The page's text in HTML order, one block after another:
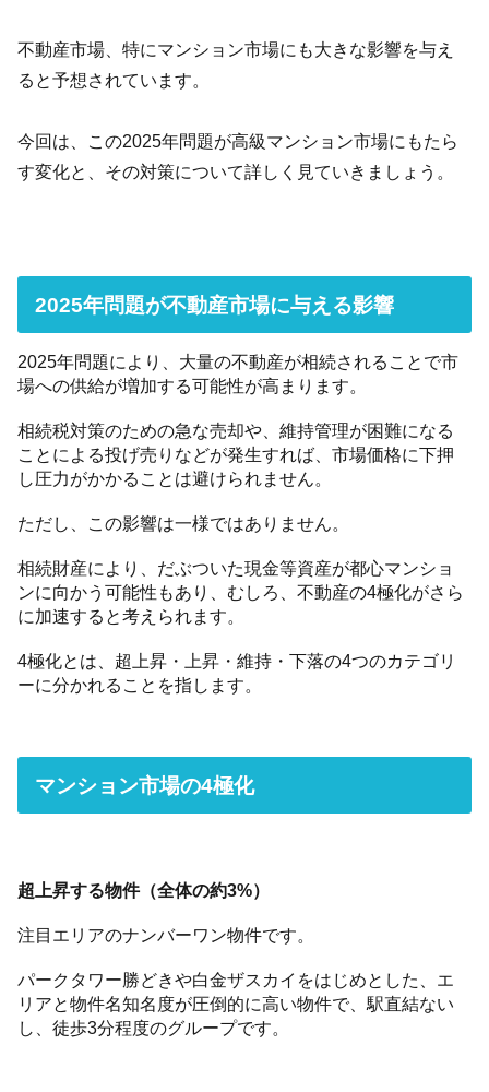
不動産市場、特にマンション市場にも大きな影響を与え
ると予想されています。
今回は、この2025年問題が高級マンション市場にもたら
す変化と、その対策について詳しく見ていきましょう。
2025年問題が不動産市場に与える影響
2025年問題により、大量の不動産が相続されることで市
場への供給が増加する可能性が高まります。
相続税対策のための急な売却や、維持管理が困難になる
ことによる投げ売りなどが発生すれば、市場価格に下押
し圧力がかかることは避けられません。
ただし、この影響は一様ではありません。
相続財産により、だぶついた現金等資産が都心マンショ
ンに向かう可能性もあり、むしろ、不動産の4極化がさら
に加速すると考えられます。
4極化とは、超上昇・上昇・維持・下落の4つのカテゴリ
ーに分かれることを指します。
マンション市場の4極化
超上昇する物件（全体の約3%）
注目エリアのナンバーワン物件です。
パークタワー勝どきや白金ザスカイをはじめとした、エ
リアと物件名知名度が圧倒的に高い物件で、駅直結ない
し、徒歩3分程度のグループです。